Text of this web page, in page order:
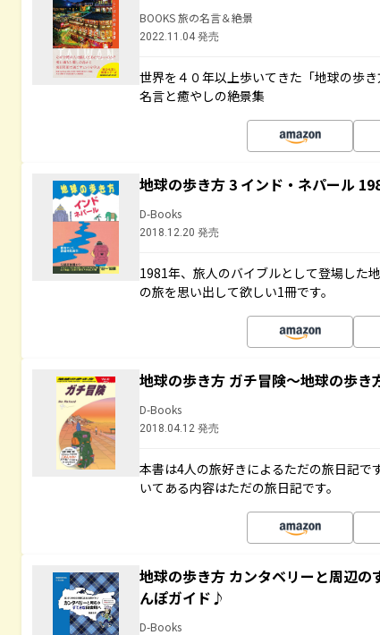
BOOKS 旅の名言＆絶景
2022.11.04 発売
世界を４０年以上歩いてきた「地球の歩
名言と癒やしの絶景集
地球の歩き方 3 インド・ネパール
D-Books
2018.12.20 発売
1981年、旅人のバイブルとして登場し
の旅を思い出して欲しい1冊です。
地球の歩き方 ガチ冒険～地球の歩き
D-Books
2018.04.12 発売
本書は4人の旅好きによるただの旅日記で
いてある内容はただの旅日記です。
地球の歩き方 カンタベリーと周辺
んぽガイド♪
D-Books